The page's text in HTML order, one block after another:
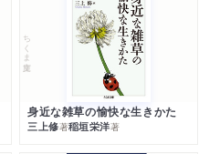
ちくま文庫
身近な雑草の愉快な生きかた
三上修著稲垣栄洋著